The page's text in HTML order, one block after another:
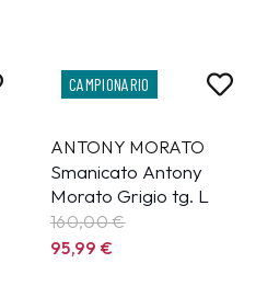
CAMPIONARIO
ANTONY MORATO
Smanicato Antony
Morato Grigio tg. L
160,00 €
95,99€